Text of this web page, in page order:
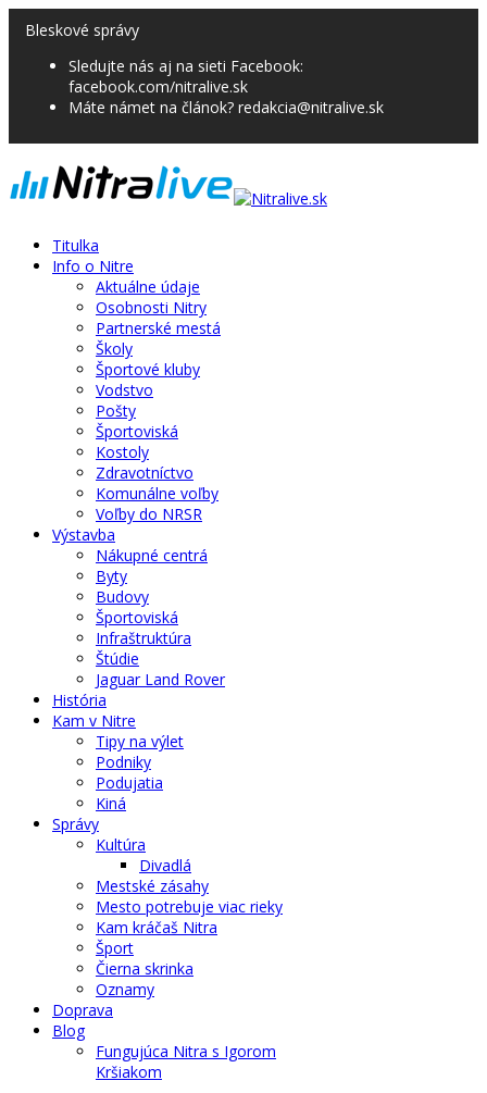
Bleskové správy
Sledujte nás aj na sieti Facebook:
facebook.com/nitralive.sk
Máte námet na článok? redakcia@nitralive.sk
Titulka
Info o Nitre
Aktuálne údaje
Osobnosti Nitry
Partnerské mestá
Školy
Športové kluby
Vodstvo
Pošty
Športoviská
Kostoly
Zdravotníctvo
Komunálne voľby
Voľby do NRSR
Výstavba
Nákupné centrá
Byty
Budovy
Športoviská
Infraštruktúra
Štúdie
Jaguar Land Rover
História
Kam v Nitre
Tipy na výlet
Podniky
Podujatia
Kiná
Správy
Kultúra
Divadlá
Mestské zásahy
Mesto potrebuje viac rieky
Kam kráčaš Nitra
Šport
Čierna skrinka
Oznamy
Doprava
Blog
Fungujúca Nitra s Igorom
Kršiakom